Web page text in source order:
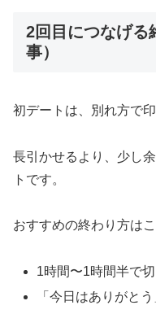
2回目につなげる
事）
初デートは、別れ方で
長引かせるより、少し
トです。
おすすめの終わり方はこ
1時間〜1時間半で
「今日はありがと